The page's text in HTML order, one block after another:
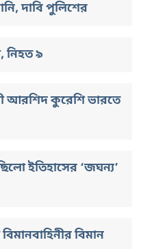
দাবি পুলিশের
নিহত ৯
আরশিদ কুরেশি ভারতে
ইতিহাসের ‘জঘন্য’
বিমান